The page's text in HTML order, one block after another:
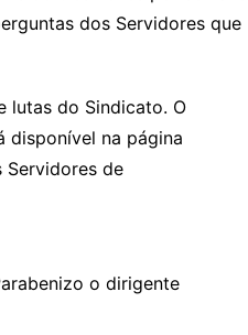
dos Servidores que
lutas do Sindicato. O
disponível na página
de
o dirigente